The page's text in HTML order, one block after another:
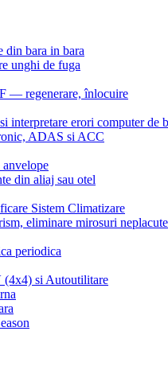
din bara in bara
unghi de fuga
— regenerare, înlocuire
interpretare erori computer de
ADAS si ACC
din aliaj sau otel
Sistem Climatizare
eliminare mirosuri
periodica
(4x4) si Autoutilitare